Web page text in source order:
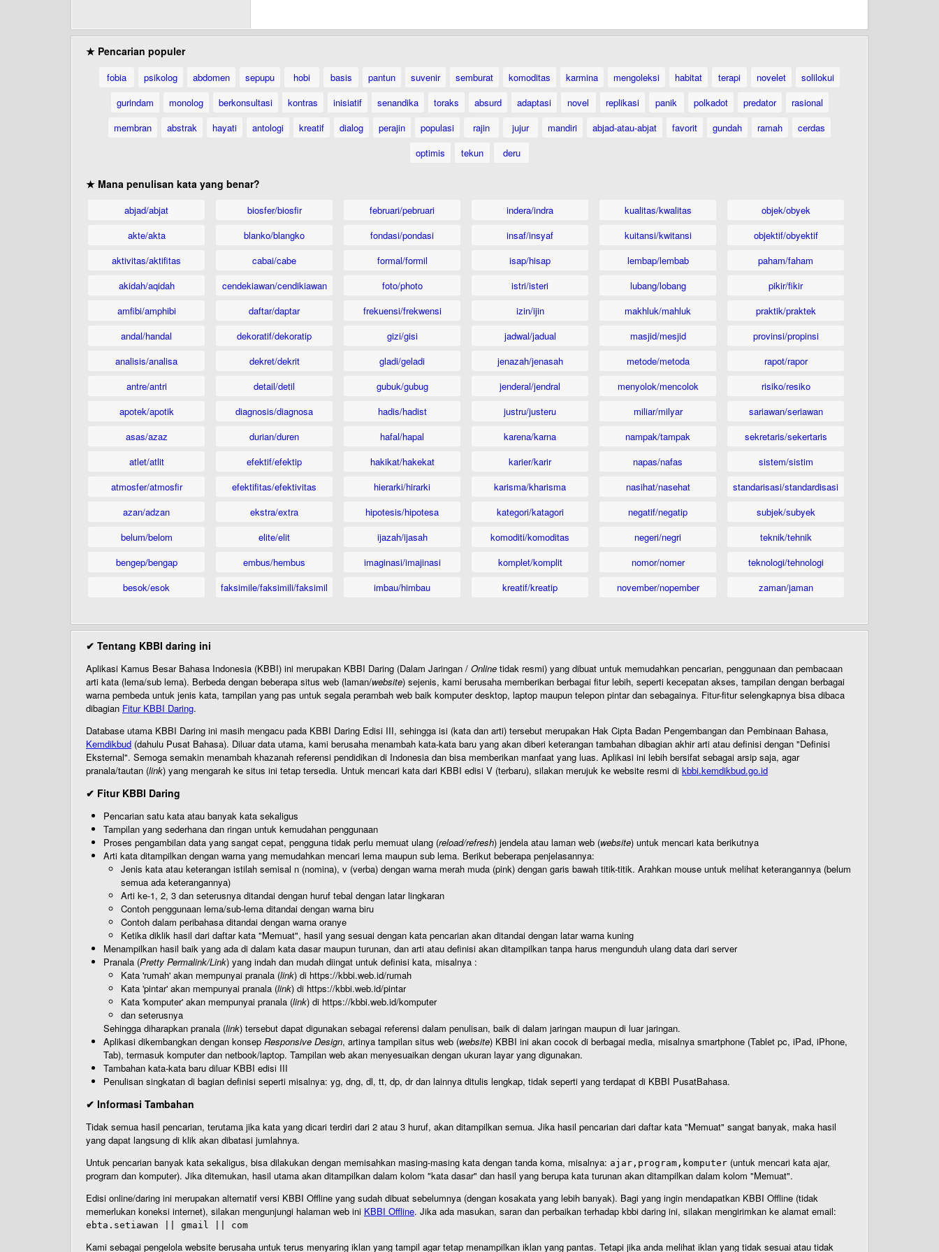
★ Pencarian populer
fobia psikolog abdomen sepupu hobi basis pantun suvenir semburat komoditas karmina mengoleksi habitat terapi novelet
solilokui
gurindam
monolog berkonsultasi kontras inisiatif senandika toraks absurd adaptasi novel replikasi panik polkadot predator
rasional
membran
abstrak hayati antologi kreatif dialog perajin populasi rajin jujur mandiri abjad-atau-abjat favorit gundah ramah
cerdas
optimis
tekun deru
★ Mana penulisan kata yang benar?
abjad/abjat
akte/akta
aktivitas/aktifitas
akidah/aqidah
amfibi/amphibi
andal/handal
analisis/analisa
antre/antri
apotek/apotik
asas/azaz
atlet/atlit
atmosfer/atmosfir
azan/adzan
belum/belom
bengep/bengap
besok/esok
biosfer/biosfir
blanko/blangko
cabai/cabe
cendekiawan/cendikiawan
daftar/daptar
dekoratif/dekoratip
dekret/dekrit
detail/detil
diagnosis/diagnosa
durian/duren
efektif/efektip
efektifitas/efektivitas
ekstra/extra
elite/elit
embus/hembus
faksimile/faksimili/faksimil
februari/pebruari
fondasi/pondasi
formal/formil
foto/photo
frekuensi/frekwensi
gizi/gisi
gladi/geladi
gubuk/gubug
hadis/hadist
hafal/hapal
hakikat/hakekat
hierarki/hirarki
hipotesis/hipotesa
ijazah/ijasah
imaginasi/imajinasi
imbau/himbau
indera/indra
insaf/insyaf
isap/hisap
istri/isteri
izin/ijin
jadwal/jadual
jenazah/jenasah
jenderal/jendral
justru/justeru
karena/karna
karier/karir
karisma/kharisma
kategori/katagori
komoditi/komoditas
komplet/komplit
kreatif/kreatip
kualitas/kwalitas
kuitansi/kwitansi
lembap/lembab
lubang/lobang
makhluk/mahluk
masjid/mesjid
metode/metoda
menyolok/mencolok
miliar/milyar
nampak/tampak
napas/nafas
nasihat/nasehat
negatif/negatip
negeri/negri
nomor/nomer
november/nopember
objek/obyek
objektif/obyektif
paham/faham
pikir/fikir
praktik/praktek
provinsi/propinsi
rapot/rapor
risiko/resiko
sariawan/seriawan
sekretaris/sekertaris
sistem/sistim
standarisasi/standardisasi
subjek/subyek
teknik/tehnik
teknologi/tehnologi
zaman/jaman
✔ Tentang KBBI daring ini
Aplikasi Kamus Besar Bahasa Indonesia (KBBI) ini merupakan KBBI Daring (Dalam Jaringan / Online tidak resmi) yang dibuat untuk memudahkan pencarian, penggunaan dan pembacaan
arti kata (lema/sub lema). Berbeda dengan beberapa situs web (laman/website) sejenis, kami berusaha memberikan berbagai fitur lebih, seperti kecepatan akses, tampilan dengan berbagai
warna pembeda untuk jenis kata, tampilan yang pas untuk segala perambah web baik komputer desktop, laptop maupun telepon pintar dan sebagainya. Fitur-fitur selengkapnya bisa dibaca
dibagian Fitur KBBI Daring.
Database utama KBBI Daring ini masih mengacu pada KBBI Daring Edisi III, sehingga isi (kata dan arti) tersebut merupakan Hak Cipta Badan Pengembangan dan Pembinaan Bahasa,
Kemdikbud (dahulu Pusat Bahasa). Diluar data utama, kami berusaha menambah kata-kata baru yang akan diberi keterangan tambahan dibagian akhir arti atau definisi dengan "Definisi
Eksternal". Semoga semakin menambah khazanah referensi pendidikan di Indonesia dan bisa memberikan manfaat yang luas. Aplikasi ini lebih bersifat sebagai arsip saja, agar
pranala/tautan (link) yang mengarah ke situs ini tetap tersedia. Untuk mencari kata dari KBBI edisi V (terbaru), silakan merujuk ke website resmi di kbbi.kemdikbud.go.id
✔ Fitur KBBI Daring
Pencarian satu kata atau banyak kata sekaligus
Tampilan yang sederhana dan ringan untuk kemudahan penggunaan
Proses pengambilan data yang sangat cepat, pengguna tidak perlu memuat ulang (reload/refresh) jendela atau laman web (website) untuk mencari kata berikutnya
Arti kata ditampilkan dengan warna yang memudahkan mencari lema maupun sub lema. Berikut beberapa penjelasannya:
Jenis kata atau keterangan istilah semisal n (nomina), v (verba) dengan warna merah muda (pink) dengan garis bawah titik-titik. Arahkan mouse untuk melihat keterangannya (belum
semua ada keterangannya)
Arti ke-1, 2, 3 dan seterusnya ditandai dengan huruf tebal dengan latar lingkaran
Contoh penggunaan lema/sub-lema ditandai dengan warna biru
Contoh dalam peribahasa ditandai dengan warna oranye
Ketika diklik hasil dari daftar kata "Memuat", hasil yang sesuai dengan kata pencarian akan ditandai dengan latar warna kuning
Menampilkan hasil baik yang ada di dalam kata dasar maupun turunan, dan arti atau definisi akan ditampilkan tanpa harus mengunduh ulang data dari server
Pranala (Pretty Permalink/Link) yang indah dan mudah diingat untuk definisi kata, misalnya :
Kata 'rumah' akan mempunyai pranala (link) di https://kbbi.web.id/rumah
Kata 'pintar' akan mempunyai pranala (link) di https://kbbi.web.id/pintar
Kata 'komputer' akan mempunyai pranala (link) di https://kbbi.web.id/komputer
dan seterusnya
Sehingga diharapkan pranala (link) tersebut dapat digunakan sebagai referensi dalam penulisan, baik di dalam jaringan maupun di luar jaringan.
Aplikasi dikembangkan dengan konsep Responsive Design, artinya tampilan situs web (website) KBBI ini akan cocok di berbagai media, misalnya smartphone (Tablet pc, iPad, iPhone,
Tab), termasuk komputer dan netbook/laptop. Tampilan web akan menyesuaikan dengan ukuran layar yang digunakan.
Tambahan kata-kata baru diluar KBBI edisi III
Penulisan singkatan di bagian definisi seperti misalnya: yg, dng, dl, tt, dp, dr dan lainnya ditulis lengkap, tidak seperti yang terdapat di KBBI PusatBahasa.
✔ Informasi Tambahan
Tidak semua hasil pencarian, terutama jika kata yang dicari terdiri dari 2 atau 3 huruf, akan ditampilkan semua. Jika hasil pencarian dari daftar kata "Memuat" sangat banyak, maka hasil
yang dapat langsung di klik akan dibatasi jumlahnya.
Untuk pencarian banyak kata sekaligus, bisa dilakukan dengan memisahkan masing-masing kata dengan tanda koma, misalnya: ajar,program,komputer (untuk mencari kata ajar,
program dan komputer). Jika ditemukan, hasil utama akan ditampilkan dalam kolom "kata dasar" dan hasil yang berupa kata turunan akan ditampilkan dalam kolom "Memuat".
Edisi online/daring ini merupakan alternatif versi KBBI Offline yang sudah dibuat sebelumnya (dengan kosakata yang lebih banyak). Bagi yang ingin mendapatkan KBBI Offline (tidak
memerlukan koneksi internet), silakan mengunjungi halaman web ini KBBI Offline. Jika ada masukan, saran dan perbaikan terhadap kbbi daring ini, silakan mengirimkan ke alamat email:
ebta.setiawan || gmail || com
Kami sebagai pengelola website berusaha untuk terus menyaring iklan yang tampil agar tetap menampilkan iklan yang pantas. Tetapi jika anda melihat iklan yang tidak sesuai atau tidak